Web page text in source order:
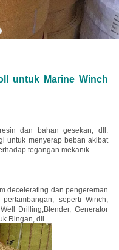
untuk Marine Winch
dan bahan gesekan, dll.
untuk menyerap beban akibat
tegangan mekanik.
decelerating dan pengereman
seperti Winch,
Drilling,Blender, Generator
Ringan, dll.